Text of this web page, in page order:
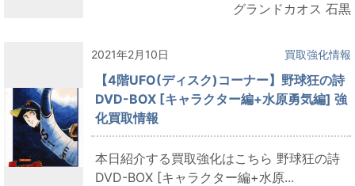
グランドカオス 石黒
2021年2月10日 買取強化情報
【4階UFO(ディスク)コーナー】野球狂の詩
DVD-BOX [キャラクター編+水原勇気編] 強
化買取情報
本日紹介する買取強化はこちら 野球狂の詩
DVD-BOX [キャラクター編+水原...